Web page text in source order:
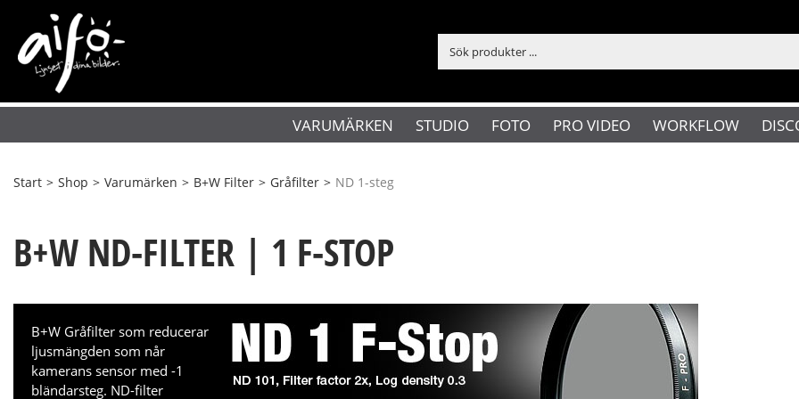
VARUMÄRKEN STUDIO FOTO PRO VIDEO WORKFLOW
Start > Shop > Varumärken > B+W Filter > Gråfilter > ND 1-steg
B+W ND-FILTER | 1 F-STOP
B+W Gråfilter som reducerar
ljusmängden som når
kamerans sensor med -1
bländarsteg. ND-filter